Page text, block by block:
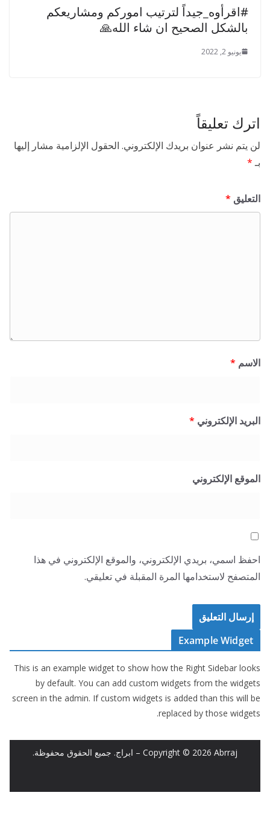
#اقرأوه_جيداً لترتيب اموركم ومشاريعكم
بالشكل الصحيح ان شاء الله🙏
يونيو 2, 2022
اترك تعليقاً
لن يتم نشر عنوان بريدك الإلكتروني. الحقول الإلزامية مشار إليها
بـ*
التعليق *
الاسم *
البريد الإلكتروني *
الموقع الإلكتروني
احفظ اسمي، بريدي الإلكتروني، والموقع الإلكتروني في هذا
المتصفح لاستخدامها المرة المقبلة في تعليقي.
Example Widget
This is an example widget to show how the Right Sidebar looks
by default. You can add custom widgets from the widgets
screen in the admin. If custom widgets is added than this will be
replaced by those widgets.